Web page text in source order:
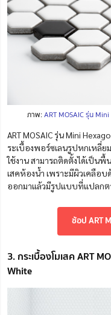
ภาพ:ART MOSAIC รุ่น
ART MOSAIC รุ่น Mini
ระเบื้องพอร์ซเลนรูปหกเหลี่
ใช้งาน สามารถติดตั้งได้เป็นพื้
เสคห้องน้ำ เพราะมีผิวเคลือ
ออกมาแล้วมีรูปแบบที่แปลกต
ช้อป ART
3. กระเบื้องโมเสค ART
White